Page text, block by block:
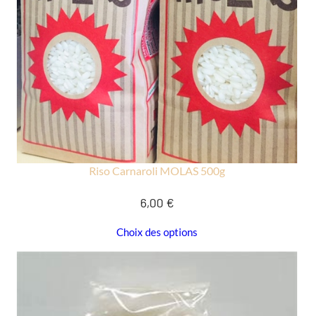
Riso Carnaroli MOLAS 500g
6,00 €
Choix des options